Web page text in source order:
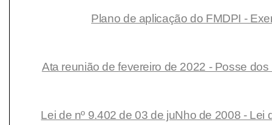
Plano de aplicação do FMDPI -
Ata reunião de fevereiro de 2022 - Posse
Lei de nº 9.402 de 03 de juNho de 2008 - Lei